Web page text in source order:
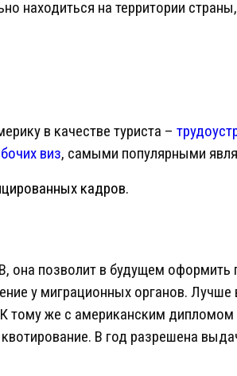
находиться на территории
в качестве туриста –
виз, самыми популярными
кадров.
она позволит в будущем оформить
у миграционных органов. Лучше
тому же с американским
В год разрешена